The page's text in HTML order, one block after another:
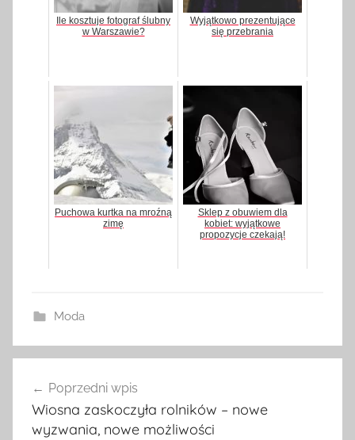
Ile kosztuje fotograf ślubny
w Warszawie?
Wyjątkowo prezentujące
się przebrania
Puchowa kurtka na mroźną
zimę
Sklep z obuwiem dla
kobiet: wyjątkowe
propozycje czekają!
Moda
Nawigacja
wpisu
Poprzedni wpis
Wiosna zaskoczyła rolników – nowe
wyzwania, nowe możliwości